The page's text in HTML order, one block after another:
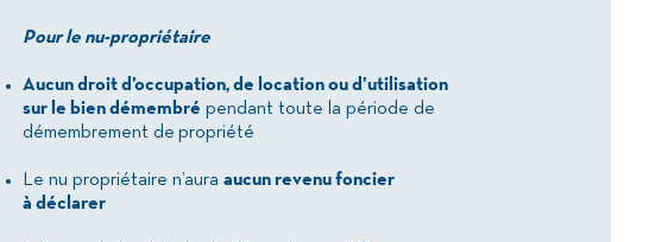
Pour le nu-propriétaire
Aucun droit d’occupation, de location ou d’utilisation
sur le bien démembré pendant toute la période de
démembrement de propriété
Le nu propriétaire n’aura aucun revenu foncier
à déclarer